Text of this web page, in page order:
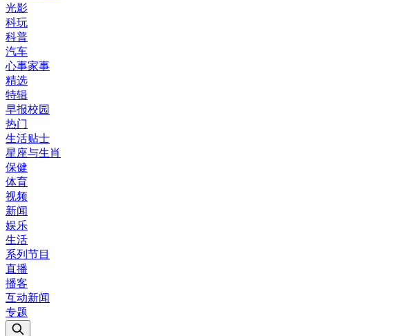
光影
科玩
科普
汽车
心事家事
精选
特辑
早报校园
热门
生活贴士
星座与生肖
保健
体育
视频
新闻
娱乐
生活
系列节目
直播
播客
互动新闻
专题